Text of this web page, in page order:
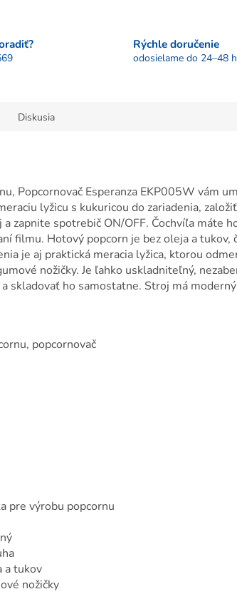
Rýchle doručenie
odosielame do 24–48
Diskusia
Popcornovač Esperanza EKP005W vám
lyžicu s kukuricou do zariadenia,
zapnite spotrebič ON/OFF. Čochvíľa máte
filmu. Hotový popcorn je bez oleja a tukov,
je aj praktická meracia lyžica, ktorou
nožičky. Je ľahko uskladniteľný,
skladovať ho samostatne. Stroj má
popcornovač
pre výrobu popcornu
a tukov
nožičky